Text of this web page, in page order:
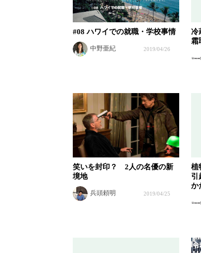
#08 ハワイでの就職・学校事情
中野亜紀 2019/04/26
冷
霜
笑いを封印？ 2人の名優の新
境地
兵頭頼明 2019/04/25
植
引
か